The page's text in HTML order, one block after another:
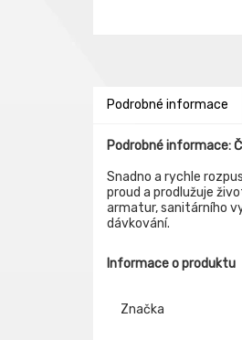
Podrobné informace
Podrobné informace:
Snadno a rychle
proud a prodlužuje
armatur, sanitárního
dávkování.
Informace o produktu
Značka